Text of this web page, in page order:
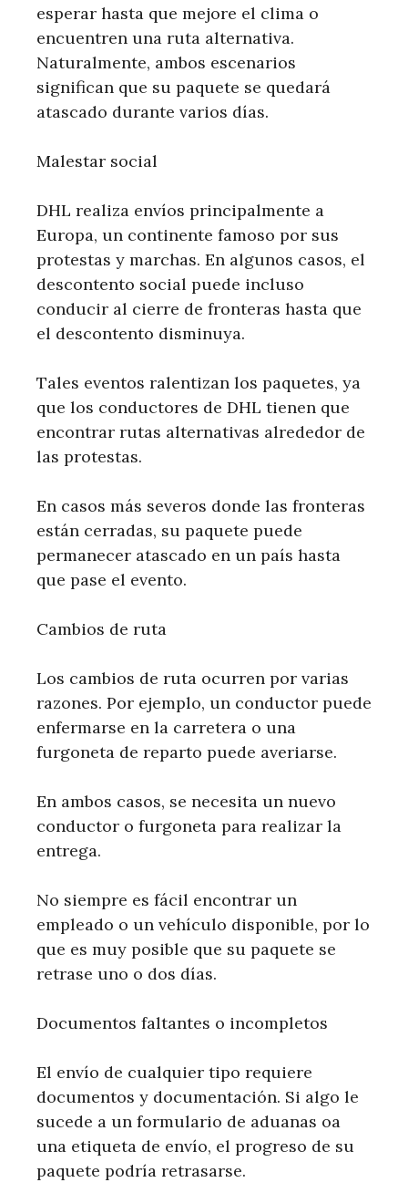
esperar hasta que mejore el clima o
encuentren una ruta alternativa.
Naturalmente, ambos escenarios
significan que su paquete se quedará
atascado durante varios días.
Malestar social
DHL realiza envíos principalmente a
Europa, un continente famoso por sus
protestas y marchas. En algunos casos, el
descontento social puede incluso
conducir al cierre de fronteras hasta que
el descontento disminuya.
Tales eventos ralentizan los paquetes, ya
que los conductores de DHL tienen que
encontrar rutas alternativas alrededor de
las protestas.
En casos más severos donde las fronteras
están cerradas, su paquete puede
permanecer atascado en un país hasta
que pase el evento.
Cambios de ruta
Los cambios de ruta ocurren por varias
razones. Por ejemplo, un conductor puede
enfermarse en la carretera o una
furgoneta de reparto puede averiarse.
En ambos casos, se necesita un nuevo
conductor o furgoneta para realizar la
entrega.
No siempre es fácil encontrar un
empleado o un vehículo disponible, por lo
que es muy posible que su paquete se
retrase uno o dos días.
Documentos faltantes o incompletos
El envío de cualquier tipo requiere
documentos y documentación. Si algo le
sucede a un formulario de aduanas oa
una etiqueta de envío, el progreso de su
paquete podría retrasarse.